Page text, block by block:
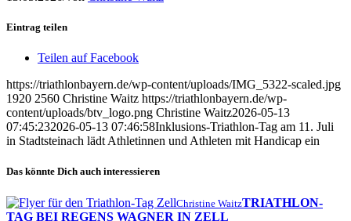
Eintrag teilen
Teilen auf Facebook
https://triathlonbayern.de/wp-content/uploads/IMG_5322-scaled.jpg
1920 2560 Christine Waitz https://triathlonbayern.de/wp-
content/uploads/btv_logo.png Christine Waitz2026-05-13
07:45:232026-05-13 07:46:58Inklusions-Triathlon-Tag am 11. Juli
in Stadtsteinach lädt Athletinnen und Athleten mit Handicap ein
Das könnte Dich auch interessieren
Christine WaitzTRIATHLON-
TAG BEI REGENS WAGNER IN ZELL